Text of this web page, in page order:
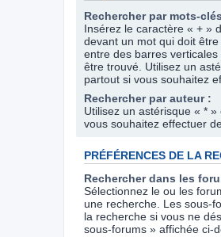
Rechercher par mots-
Insérez le caractère « + »
devant un mot qui doit
entre des barres
être trouvé. Utilisez un
partout si vous souhaitez
Rechercher par auteur :
Utilisez un astérisque « *
vous souhaitez effectuer
PRÉFÉRENCES DE LA
Rechercher dans les
Sélectionnez le ou les
une recherche. Les sous-
la recherche si vous ne
sous-forums » affichée ci-